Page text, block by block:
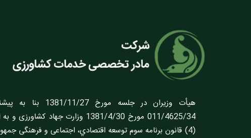
هيأت وزيران در جلسه مورخ
011/4625/34 مورخ 1381/4/30 وزارت جهاد
(4) قانون برنامه سوم توسعه اقتصادي، اجتماعى و فرهنگى